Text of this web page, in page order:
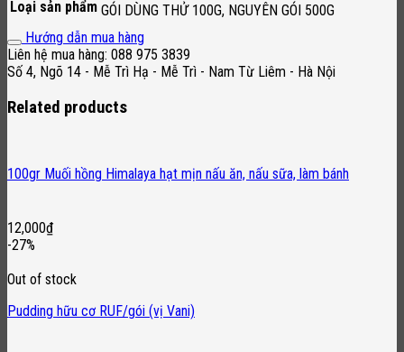
Loại sản phẩm GÓI DÙNG THỬ 100G, NGUYÊN GÓI 500G
Hướng dẫn mua hàng
Liên hệ mua hàng: 088 975 3839
Số 4, Ngõ 14 - Mễ Trì Hạ - Mễ Trì - Nam Từ Liêm - Hà Nội
Related products
100gr Muối hồng Himalaya hạt mịn nấu ăn, nấu sữa, làm bánh
12,000₫
-27%
Out of stock
Pudding hữu cơ RUF/gói (vị Vani)